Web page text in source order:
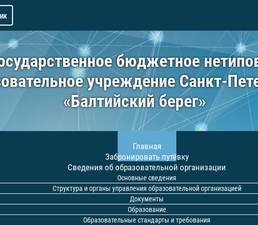
бюджетное
учреждение Санкт-
«Балтийский берег»
Главная
Забронировать путёвку
Сведения об образовательной организации
Основные сведения
Структура и органы управления образовательной организацией
Документы
Образование
Образовательные стандарты и требования